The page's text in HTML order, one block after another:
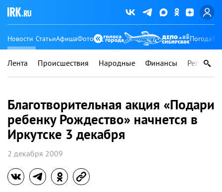
Новости СтатьиАфишаФото Погода
Лента Происшествия Народные Финансы Регионы
Благотворительная акция «Подари
ребенку Рождество» начнется в
Иркутске 3 декабря
2 декабря 2009